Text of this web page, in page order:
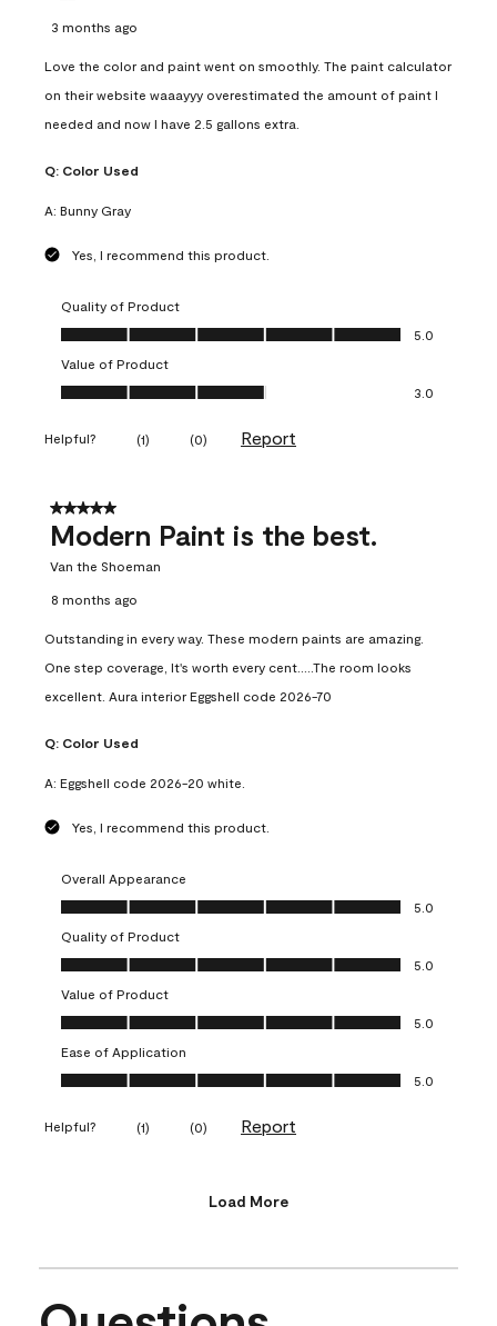
3 months ago
Love the color and paint went on smoothly. The paint calculator
on their website waaayyy overestimated the amount of paint I
needed and now I have 2.5 gallons extra.
Q: Color Used
A: Bunny Gray
Yes, I recommend this product.
Quality of Product
Quality of Product, 5.0 out of 5
5.0
Value of Product
Value of Product, 3.0 out of 5
3.0
Helpful? (1) (0) Report
5 out of 5 stars.
Modern Paint is the best.
Van the Shoeman
8 months ago
Outstanding in every way. These modern paints are amazing.
One step coverage, It's worth every cent.....The room looks
excellent. Aura interior Eggshell code 2026-70
Q: Color Used
A: Eggshell code 2026-20 white.
Yes, I recommend this product.
Overall Appearance
Overall Appearance, 5.0 out of 5
5.0
Quality of Product
Quality of Product, 5.0 out of 5
5.0
Value of Product
Value of Product, 5.0 out of 5
5.0
Ease of Application
Ease of Application, 5.0 out of 5
5.0
Helpful? (1) (0) Report
Load More